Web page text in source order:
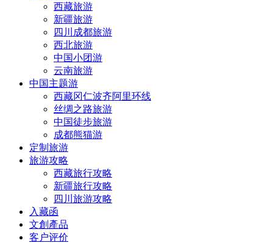
西藏旅游
新疆旅游
四川成都旅游
西北旅游
中国小团游
云南旅游
中国主题游
西藏冈仁波齐阿里环线
丝绸之路旅游
中国徒步旅游
成都熊猫游
定制旅游
旅游攻略
西藏旅行攻略
新疆旅行攻略
四川旅游攻略
入藏函
文創產品
客户评价